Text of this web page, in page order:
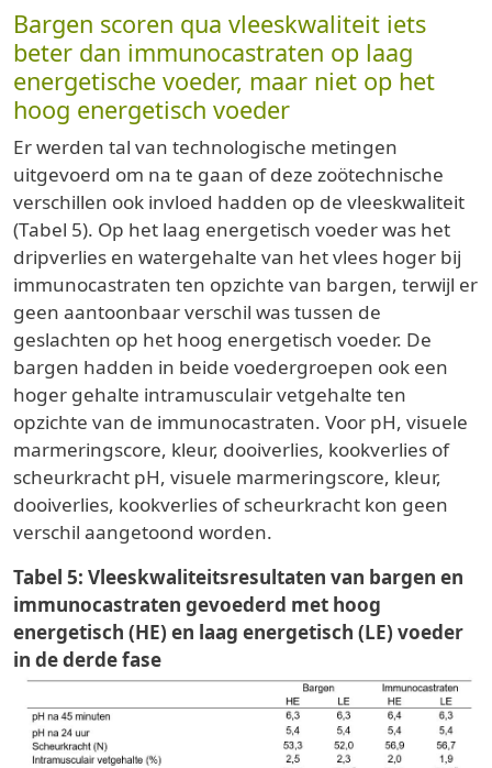
Bargen scoren qua vleeskwaliteit iets
beter dan immunocastraten op laag
energetische voeder, maar niet op het
hoog energetisch voeder
Er werden tal van technologische metingen
uitgevoerd om na te gaan of deze zoötechnische
verschillen ook invloed hadden op de vleeskwaliteit
(Tabel 5). Op het laag energetisch voeder was het
dripverlies en watergehalte van het vlees hoger bij
immunocastraten ten opzichte van bargen, terwijl er
geen aantoonbaar verschil was tussen de
geslachten op het hoog energetisch voeder. De
bargen hadden in beide voedergroepen ook een
hoger gehalte intramusculair vetgehalte ten
opzichte van de immunocastraten. Voor pH, visuele
marmeringscore, kleur, dooiverlies, kookverlies of
scheurkracht pH, visuele marmeringscore, kleur,
dooiverlies, kookverlies of scheurkracht kon geen
verschil aangetoond worden.
Tabel 5: Vleeskwaliteitsresultaten van bargen en
immunocastraten gevoederd met hoog
energetisch (HE) en laag energetisch (LE) voeder
in de derde fase